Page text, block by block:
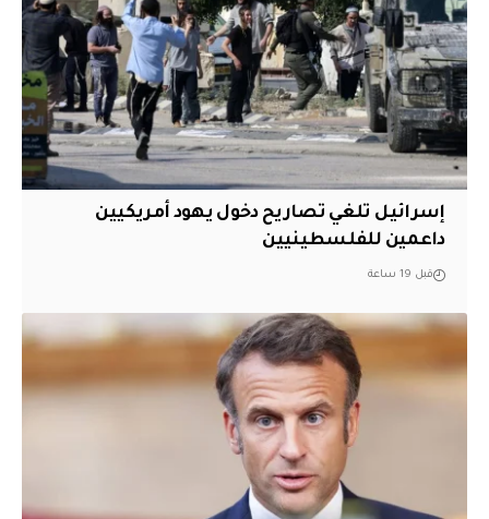
إسرائيل تلغي تصاريح دخول يهود أمريكيين
داعمين للفلسطينيين
قبل 19 ساعة